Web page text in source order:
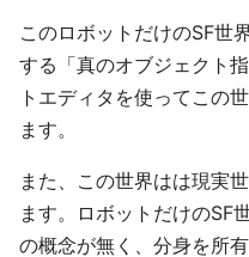
このロボットだけのSF世
する「真のオブジェクト
トエディタを使ってこの
ます。
また、この世界はは現実
ます。ロボットだけのSF
の概念が無く、分身を所